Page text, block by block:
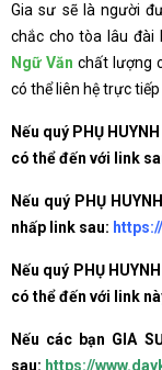
Gia sư sẽ là người
chắc cho tòa lâu đài
Ngữ Văn chất lượng
có thể liên hệ trực tiếp
Nếu quý PHỤ
có thể đến với link
Nếu quý PHỤ
nhấp link sau:
Nếu quý PHỤ
có thể đến với link
Nếu các bạn GIA
sau: https://